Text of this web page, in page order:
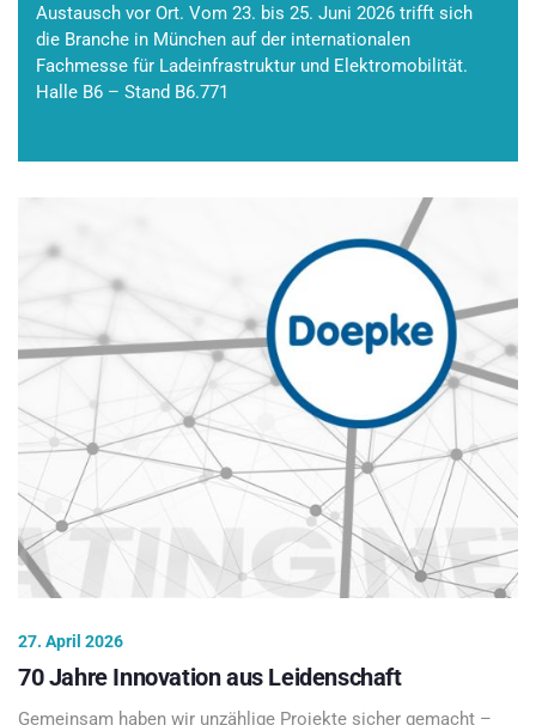
Austausch vor Ort. Vom 23. bis 25. Juni 2026 trifft sich
die Branche in München auf der internationalen
Fachmesse für Ladeinfrastruktur und Elektromobilität.
Halle B6 – Stand B6.771
27. April 2026
70 Jahre Innovation aus Leidenschaft
Gemeinsam haben wir unzählige Projekte sicher gemacht –